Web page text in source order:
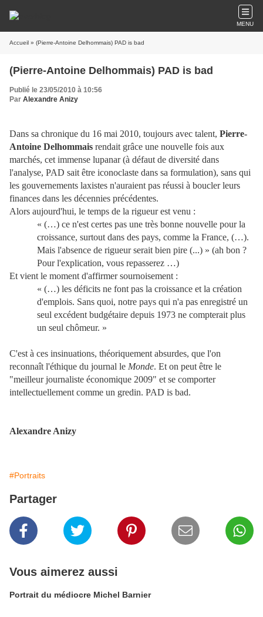
MENU
Accueil » (Pierre-Antoine Delhommais) PAD is bad
(Pierre-Antoine Delhommais) PAD is bad
Publié le 23/05/2010 à 10:56
Par Alexandre Anizy
Dans sa chronique du 16 mai 2010, toujours avec talent, Pierre-
Antoine Delhommais rendait grâce une nouvelle fois aux
marchés, cet immense lupanar (à défaut de diversité dans
l'analyse, PAD sait être iconoclaste dans sa formulation), sans qui
les gouvernements laxistes n'auraient pas réussi à boucler leurs
finances dans les décennies précédentes.
Alors aujourd'hui, le temps de la rigueur est venu :
« (…) ce n'est certes pas une très bonne nouvelle pour la
croissance, surtout dans des pays, comme la France, (…).
Mais l'absence de rigueur serait bien pire (...) » (ah bon ?
Pour l'explication, vous repasserez …)
Et vient le moment d'affirmer sournoisement :
« (…) les déficits ne font pas la croissance et la création
d'emplois. Sans quoi, notre pays qui n'a pas enregistré un
seul excédent budgétaire depuis 1973 ne compterait plus
un seul chômeur. »
C'est à ces insinuations, théoriquement absurdes, que l'on
reconnaît l'éthique du journal le Monde. Et on peut être le
"meilleur journaliste économique 2009" et se comporter
intellectuellement comme un gredin. PAD is bad.
Alexandre Anizy
#Portraits
Partager
Vous aimerez aussi
Portrait du médiocre Michel Barnier